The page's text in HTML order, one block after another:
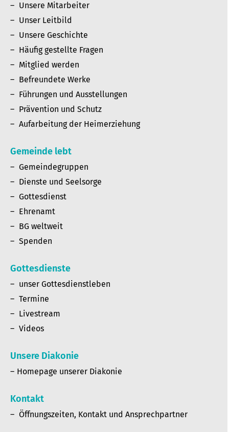
Unsere Mitarbeiter
Unser Leitbild
Unsere Geschichte
Häufig gestellte Fragen
Mitglied werden
Befreundete Werke
Führungen und Ausstellungen
Prävention und Schutz
Aufarbeitung der Heimerziehung
Gemeinde lebt
Gemeindegruppen
Dienste und Seelsorge
Gottesdienst
Ehrenamt
BG weltweit
Spenden
Gottesdienste
unser Gottesdienstleben
Termine
Livestream
Videos
Unsere Diakonie
Homepage unserer Diakonie
Kontakt
Öffnungszeiten, Kontakt und Ansprechpartner